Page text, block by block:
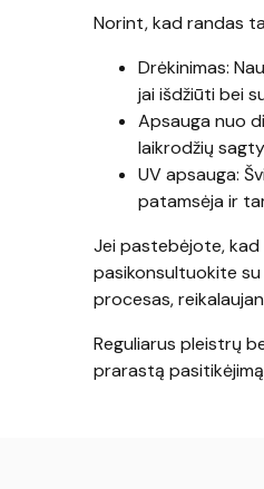
Norint, kad randas
Drėkinimas:
jai išdžiūti bei
Apsauga nuo
laikrodžių
UV apsauga:
patamsėja ir
Jei pastebėjote, kad
pasikonsultuokite
procesas,
Reguliarus pleistrų
prarastą pasitikėjimą